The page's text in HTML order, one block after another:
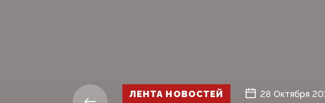
ЛЕНТА НОВОСТЕЙ 28 Октября